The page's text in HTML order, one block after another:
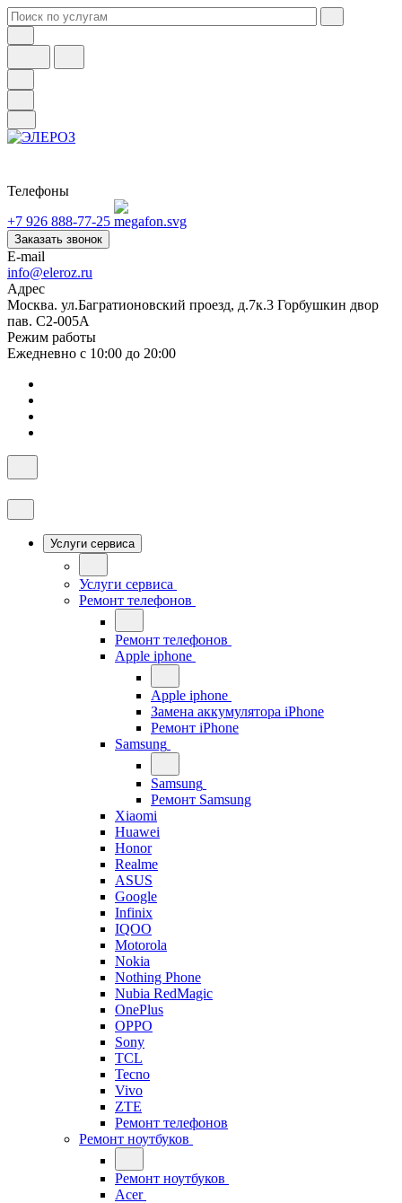
Телефоны
+7 926 888-77-25
Заказать звонок
E-mail
info@eleroz.ru
Адрес
Москва. ул.Багратионовский проезд, д.7к.3 Горбушкин двор
пав. C2-005A
Режим работы
Ежедневно с 10:00 до 20:00
Услуги сервиса
Услуги сервиса
Ремонт телефонов
Ремонт телефонов
Apple iphone
Apple iphone
Замена аккумулятора iPhone
Ремонт iPhone
Samsung
Samsung
Ремонт Samsung
Xiaomi
Huawei
Honor
Realme
ASUS
Google
Infinix
IQOO
Motorola
Nokia
Nothing Phone
Nubia RedMagic
OnePlus
OPPO
Sony
TCL
Tecno
Vivo
ZTE
Ремонт телефонов
Ремонт ноутбуков
Ремонт ноутбуков
Acer